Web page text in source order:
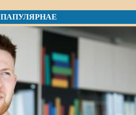
ПАПУЛЯРНАЕ